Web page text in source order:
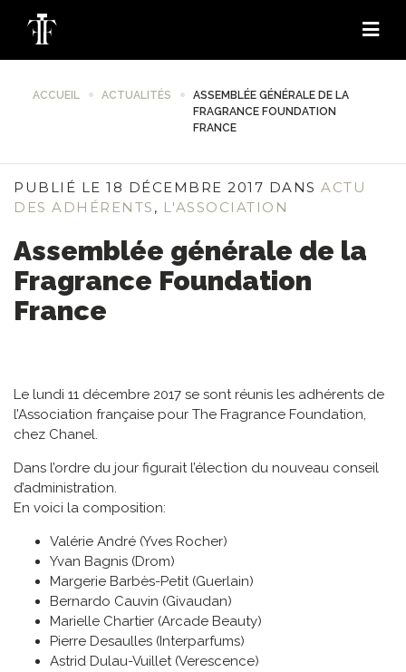
ACCUEIL ACTUALITÉS
ASSEMBLÉE GÉNÉRALE DE LA
FRAGRANCE FOUNDATION
FRANCE
PUBLIÉ LE 18 DÉCEMBRE 2017 DANS ACTU
DES ADHÉRENTS , L'ASSOCIATION
Assemblée générale de la
Fragrance Foundation
France
Le lundi 11 décembre 2017 se sont réunis les adhérents de
l’Association française pour The Fragrance Foundation,
chez Chanel.
Dans l’ordre du jour figurait l’élection du nouveau conseil
d’administration.
En voici la composition:
Valérie André (Yves Rocher)
Yvan Bagnis (Drom)
Margerie Barbès-Petit (Guerlain)
Bernardo Cauvin (Givaudan)
Marielle Chartier (Arcade Beauty)
Pierre Desaulles (Interparfums)
Astrid Dulau-Vuillet (Verescence)